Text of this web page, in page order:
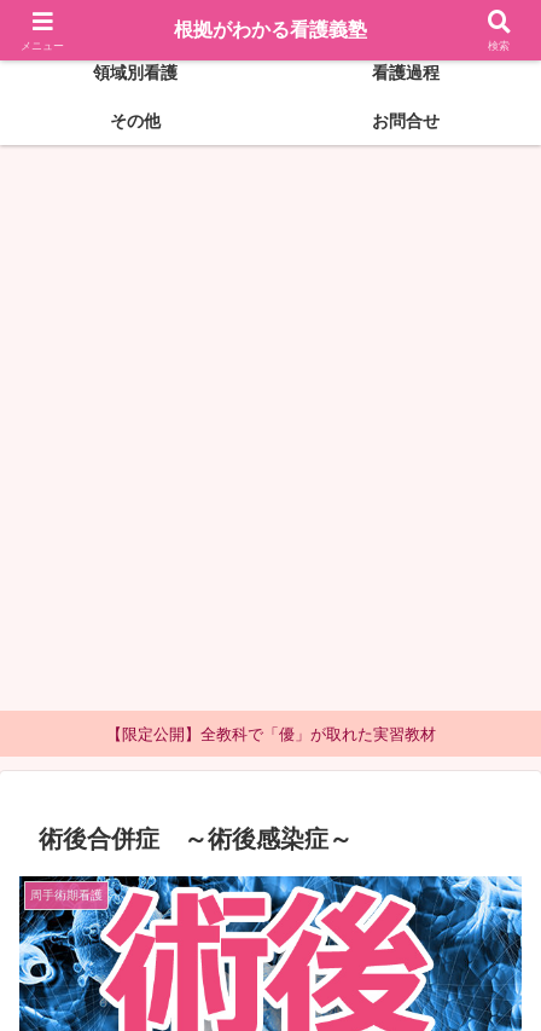
看護記録の書き方 実習前の準備
領域別看護 看護過程
その他 お問合せ
【限定公開】全教科で「優」が取れた実習教材
術後合併症 ～術後感染症～
周手術期看護
メニュー
根拠がわかる看護義塾
検索